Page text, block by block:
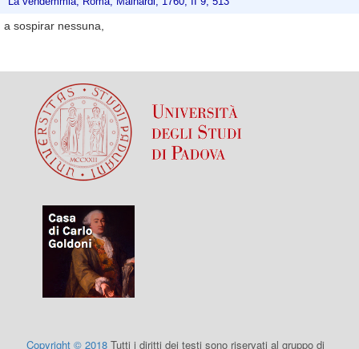
a sospirar nessuna,
Copyright © 2018 Tutti i diritti dei testi sono riservati al gruppo di